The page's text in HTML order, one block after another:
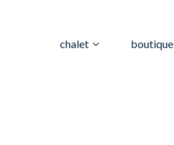
chalet boutique